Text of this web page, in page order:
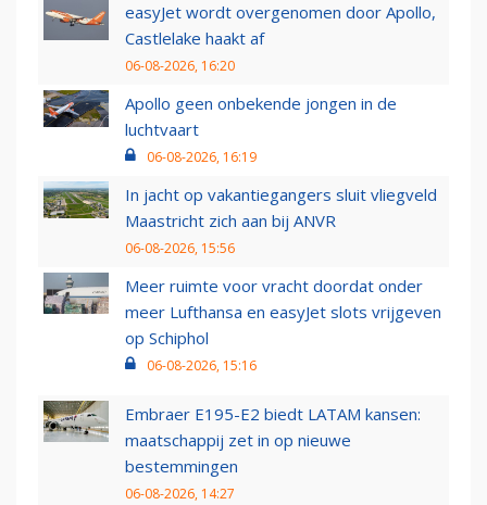
easyJet wordt overgenomen door Apollo,
Castlelake haakt af
06-08-2026, 16:20
Apollo geen onbekende jongen in de
luchtvaart
06-08-2026, 16:19
In jacht op vakantiegangers sluit vliegveld
Maastricht zich aan bij ANVR
06-08-2026, 15:56
Meer ruimte voor vracht doordat onder
meer Lufthansa en easyJet slots vrijgeven
op Schiphol
06-08-2026, 15:16
Embraer E195-E2 biedt LATAM kansen:
maatschappij zet in op nieuwe
bestemmingen
06-08-2026, 14:27